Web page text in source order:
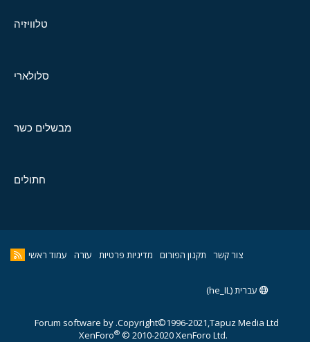
טלוויזיה
סלולארי
מבשלים כשר
חתולים
צור קשר תקנון הפורום מדיניות פרטיות עזרה עמוד ראשי
עברית (he_IL)
Copyright©1996-2021,Tapuz Media Ltd.
Forum software by
XenForo® © 2010-2020 XenForo Ltd.